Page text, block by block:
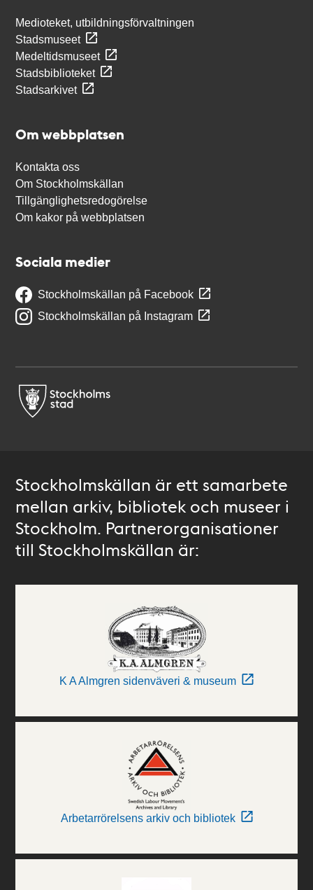
Medioteket, utbildningsförvaltningen
Stadsmuseet
Medeltidsmuseet
Stadsbiblioteket
Stadsarkivet
Om webbplatsen
Kontakta oss
Om Stockholmskällan
Tillgänglighetsredogörelse
Om kakor på webbplatsen
Sociala medier
Stockholmskällan på Facebook
Stockholmskällan på Instagram
Stockholmskällan är ett samarbete
mellan arkiv, bibliotek och museer i
Stockholm. Partnerorganisationer
till Stockholmskällan är:
K A Almgren sidenväveri & museum
Arbetarrörelsens arkiv och bibliotek